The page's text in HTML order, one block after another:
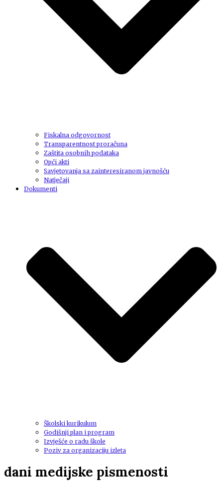
Fiskalna odgovornost
Transparentnost proračuna
Zaštita osobnih podataka
Opći akti
Savjetovanja sa zainteresiranom javnošću
Natječaji
Dokumenti
Školski kurikulum
Godišnji plan i program
Izvješće o radu škole
Poziv za organizaciju izleta
dani medijske pismenosti